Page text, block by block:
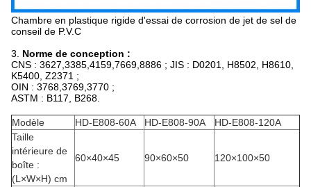
Chambre en plastique rigide d'essai de corrosion de jet de sel de
conseil de P.V.C
3. Norme de conception :
CNS : 3627,3385,4159,7669,8886 ; JIS : D0201, H8502, H8610,
K5400, Z2371 ;
OIN : 3768,3769,3770 ;
ASTM : B117, B268.
Modèle HD-E808-60A HD-E808-90A
HD-E808-120A
Taille
intérieure de
boîte :
(L×W×H) cm
60×40×45 90×60×50 120×100×50